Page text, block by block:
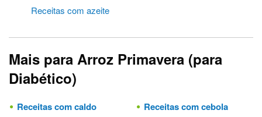
Receitas com azeite
Mais para Arroz Primavera (para
Diabético)
Receitas com caldo
Receitas com cebola